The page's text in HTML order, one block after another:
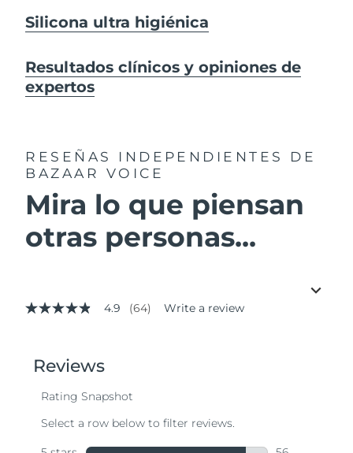
Silicona ultra higiénica
Resultados clínicos y opiniones de
expertos
RESEÑAS INDEPENDIENTES
DE
BAZAAR VOICE
Mira lo que piensan
otras personas...
4.9
stars,
average
value.
4.9 (64) Write a review